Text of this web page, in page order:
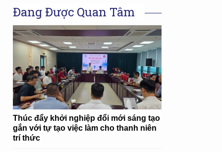
Đang Được Quan Tâm
Thúc đẩy khởi nghiệp đổi mới sáng tạo
gắn với tự tạo việc làm cho thanh niên
trí thức